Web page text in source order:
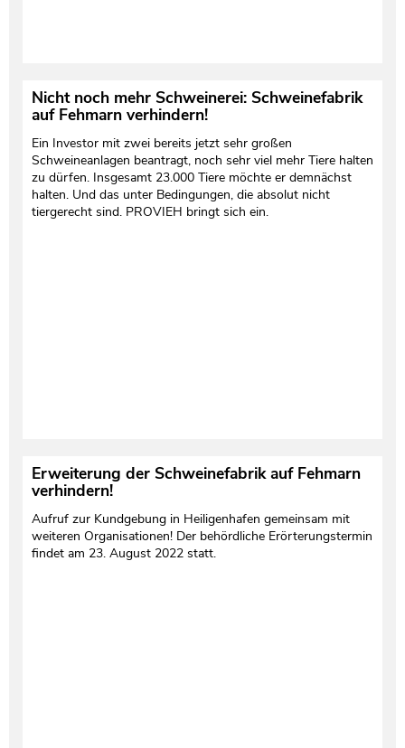
Nicht noch mehr Schweinerei: Schweinefabrik
auf Fehmarn verhindern!
Ein Investor mit zwei bereits jetzt sehr großen
Schweineanlagen beantragt, noch sehr viel mehr Tiere halten
zu dürfen. Insgesamt 23.000 Tiere möchte er demnächst
halten. Und das unter Bedingungen, die absolut nicht
tiergerecht sind. PROVIEH bringt sich ein.
Erweiterung der Schweinefabrik auf Fehmarn
verhindern!
Aufruf zur Kundgebung in Heiligenhafen gemeinsam mit
weiteren Organisationen! Der behördliche Erörterungstermin
findet am 23. August 2022 statt.